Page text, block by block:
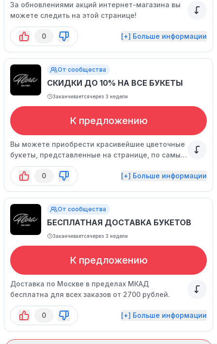
За обновлениями акций интернет-магазина вы
можете следить на этой странице!
0 [+] Больше информации
От сообщества
СКИДКИ ДО 10% НА ВСЕ БУКЕТЫ
Заканчиваетсячерез 3 недели
К предложению
Вы можете приобрести красивейшие цветочные
букеты, представленные на странице, по самым
выгодным ценам! Стоимость указана с учетом
скидки.
0 [+] Больше информации
От сообщества
БЕСПЛАТНАЯ ДОСТАВКА БУКЕТОВ
Заканчиваетсячерез 3 недели
К предложению
Доставка по Москве в пределах МКАД
бесплатна для всех заказов от 2700 рублей.
0 [+] Больше информации